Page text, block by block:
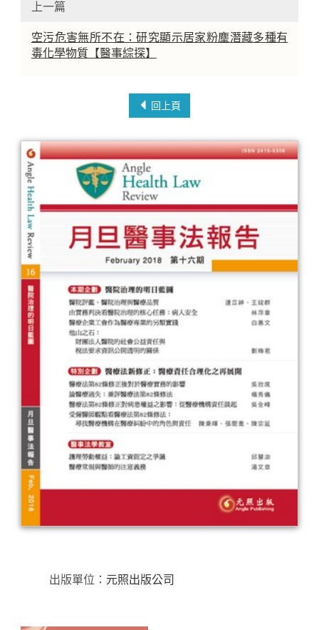
上一篇
空污危害無所不在：研究顯示居家粉塵潛藏多種有
毒化學物質【醫事綜探】
回上頁
出版單位： 元照出版公司